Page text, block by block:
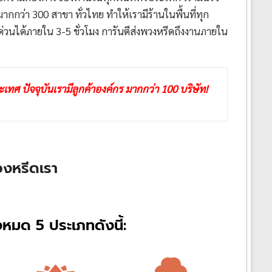
กกว่า 300 สาขา ทั่วไทย ทำให้เรามีร้านในพื้นที่ทุก
ได้ภายใน 3-5 ชั่วโมง การันตีส่งพวงหรีดถึงงานภายใน
ทศ ปัจจุบันเรามีลูกค้าองค์กร มากกว่า 100 บริษัท!
หรีดเรา
มด 5 ประเภทดังนี้: